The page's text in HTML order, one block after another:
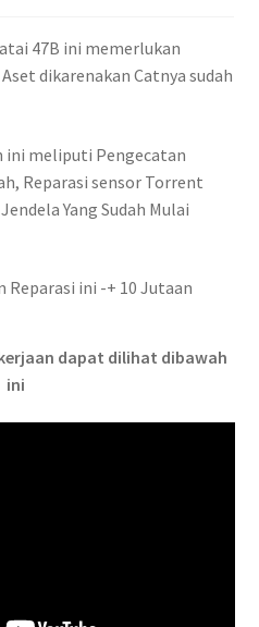
47B ini memerlukan
dikarenakan Catnya sudah
ini meliputi Pengecatan
Reparasi sensor Torrent
Yang Sudah Mulai
Reparasi ini -+ 10 Jutaan
dapat dilihat dibawah
ini